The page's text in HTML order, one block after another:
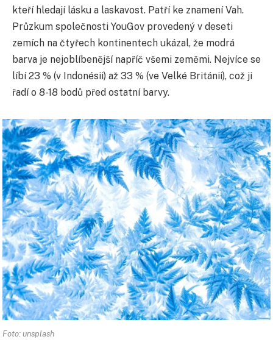
kteří hledají lásku a laskavost. Patří ke znamení Vah.
Průzkum společnosti YouGov provedený v deseti
zemích na čtyřech kontinentech ukázal, že modrá
barva je nejoblíbenější napříč všemi zeměmi. Nejvíce se
líbí 23 % (v Indonésii) až 33 % (ve Velké Británii), což ji
řadí o 8-18 bodů před ostatní barvy.
Foto: unsplash